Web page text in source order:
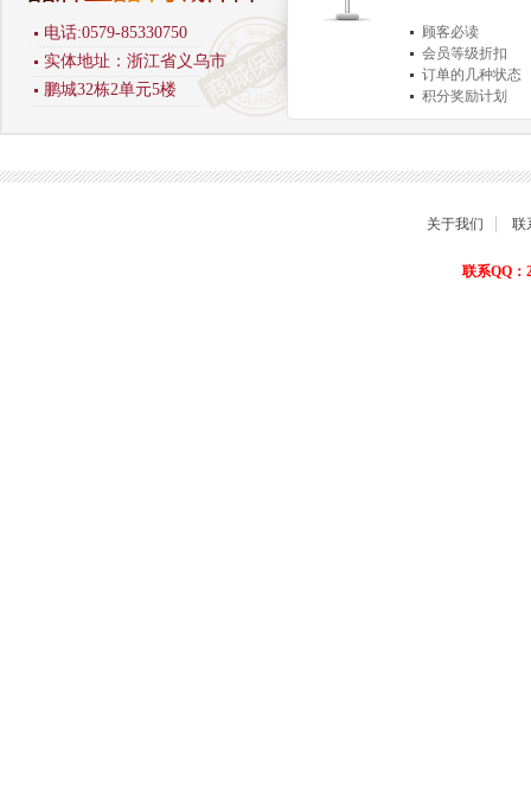
电话:0579-85330750
实体地址：浙江省义乌市
鹏城32栋2单元5楼
顾客必读
会员等级折扣
订单的几种状态
积分奖励计划
商品退货保障
关于我们 联
联系QQ：